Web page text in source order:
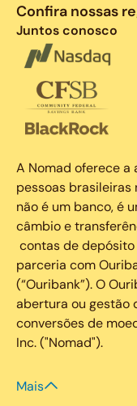
Confira nossas
Juntos conosco
A Nomad oferece a
pessoas brasileiras
não é um banco, é
câmbio e
contas de depósito
parceria com
(“Ouribank”). O
abertura ou gestão
conversões de
Inc. ("Nomad").
Mais